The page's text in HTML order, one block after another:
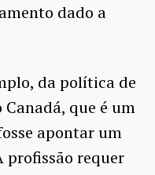
dado a
da política de
que é um
apontar um
requer